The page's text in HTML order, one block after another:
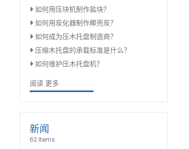
如何用压块机制作盐块？
如何用炭化器制作椰壳炭？
如何成为压木托盘制造商？
压缩木托盘的承载标准是什么？
如何维护压木托盘机？
阅读 更多
新闻
62 Items